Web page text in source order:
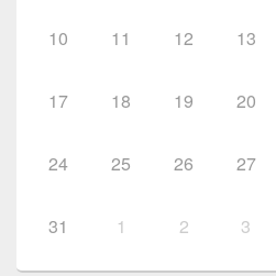
10 11 12 13
17 18 19 20
24 25 26 27
31 1 2 3